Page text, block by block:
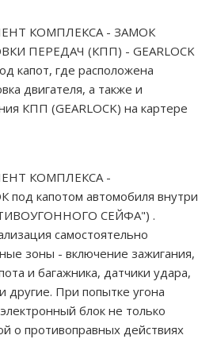
КОМПЛЕКСА - ЗАМОК
ПЕРЕДАЧ (КПП) - GEARLOCK
капот, где расположена
двигателя, а также и
КПП (GEARLOCK) на картере
КОМПЛЕКСА -
капотом автомобиля внутри
СЕЙФА") .
самостоятельно
зоны - включение зажигания,
и багажника, датчики удара,
другие. При попытке угона
блок не только
о противоправных действиях